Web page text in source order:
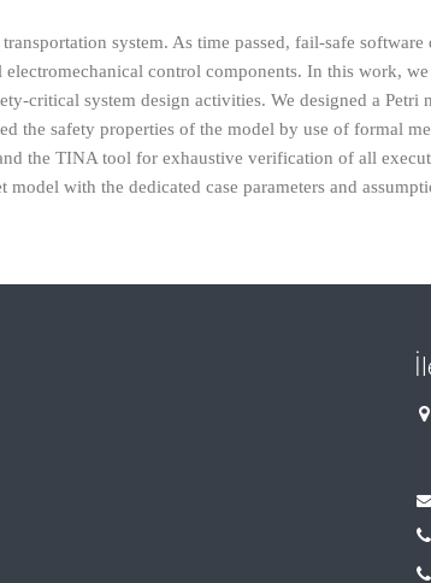
system. As time passed, fail-safe software
control components. In this work,
critical system design activities. We designed a Petri
the safety properties of the model by use of formal
the TINA tool for exhaustive verification of all
with the dedicated case parameters and